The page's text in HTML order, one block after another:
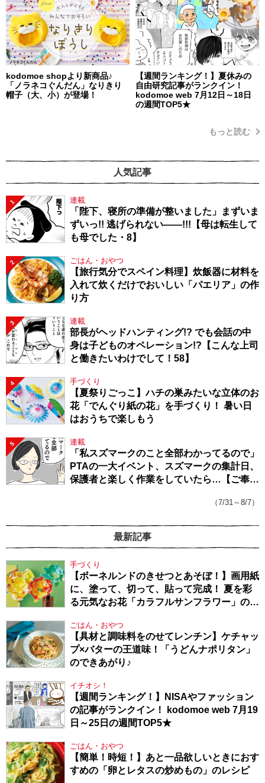
kodomoe shopより新商品♪
「ノラネコぐんだん」なりきり
帽子（大、小）が登場！
【週間ランキング！】夏休みの
自由研究記事がランクイン！
kodomoe web 7月12日～18日
の週間TOP5★
もっと読む
人気記事
1 連載
「陛下、寝所の準備が整いました」まずいま
ずいっ!! 逃げられない――!!!【母は転生して
も母でした・8】
2 ごはん・おやつ
【旅行気分でスペイン料理】炊飯器に材料を
入れて炊くだけでおいしい「パエリア」の作
り方
3 連載
部長がヘッドハンティング!? でも会話の中
身は子どものオペレーション!?【こんな上司
と働きたいわけでして！58】
4 手づくり
【夏祭りごっこ】ハチの巣みたいな立体のお
花「でんぐり紙の花」を手づくり！ 暑い日
はおうちで楽しもう
5 連載
「私スズマークのこと全部わかってるので」
PTAの一大イベント、スズマークの集計日、
保護者と楽しく作業をしていたら…【ご奉仕
（7/31～8/7）
最新記事
手づくり
【ボーネルンドのきせつとあそぼ！】画用紙
に、塗って、切って、貼って完成！ 夏を彩
る元気なお花「カラフルサンフラワー」の作
ごはん・おやつ
【具材と調味料をのせてレンチン】ケチャッ
プ×バターの王道味！「うどんナポリタン」
のできあがり♪
イチオシ！
【週間ランキング！】NISAやファッション
の記事がランクイン！ kodomoe web 7月19
日～25日の週間TOP5★
ごはん・おやつ
【簡単！時短！】あと一品欲しいときにおす
すめの「卵とレタスの炒めもの」のレシピ